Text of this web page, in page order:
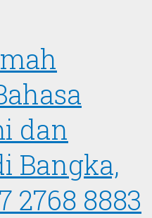
dan
Bangka,
2768 8883